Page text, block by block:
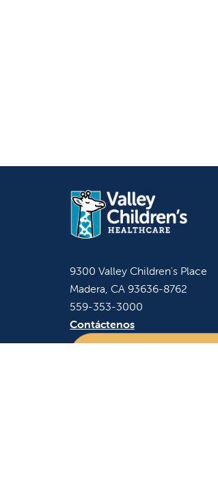
9300 Valley Children's Place
Madera, CA 93636-8762
559-353-3000
Contáctenos
Inicio de sesión para